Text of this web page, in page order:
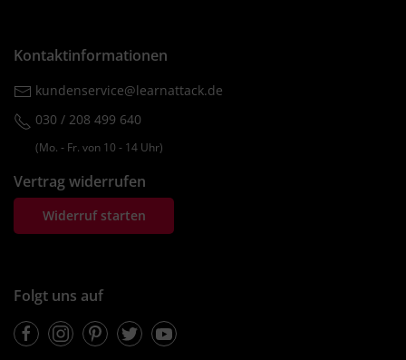
Kontaktinformationen
kundenservice@learnattack.de
030 / 208 499 640
(Mo. ‐ Fr. von 10 ‐ 14 Uhr)
Vertrag widerrufen
Widerruf starten
Folgt uns auf
FacebookInstagramPinterestTwitterYoutube